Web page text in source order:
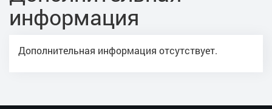
информация
Дополнительная информация отсутствует.